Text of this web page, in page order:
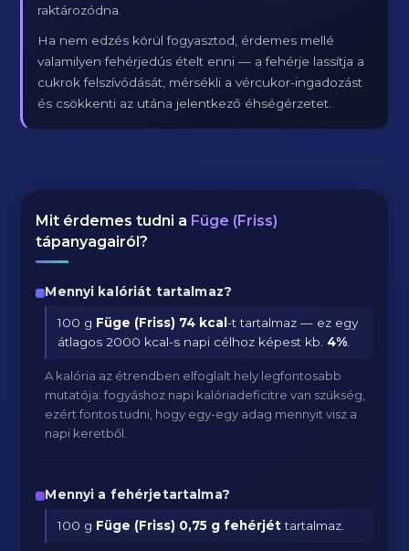
raktározódna.
Ha nem edzés körül fogyasztod, érdemes mellé
valamilyen fehérjedús ételt enni — a fehérje lassítja a
cukrok felszívódását, mérsékli a vércukor-ingadozást
és csökkenti az utána jelentkező éhségérzetet.
Mit érdemes tudni a Füge (Friss)
tápanyagairól?
Mennyi kalóriát tartalmaz?
100 g Füge (Friss) 74 kcal-t tartalmaz — ez egy
átlagos 2000 kcal-s napi célhoz képest kb. 4%
A kalória az étrendben elfoglalt hely legfontosabb
mutatója: fogyáshoz napi kalóriadeficitre van szükség,
ezért fontos tudni, hogy egy-egy adag mennyit visz a
napi keretből.
Mennyi a fehérjetartalma?
100 g Füge (Friss) 0,75 g fehérjéttartalmaz.